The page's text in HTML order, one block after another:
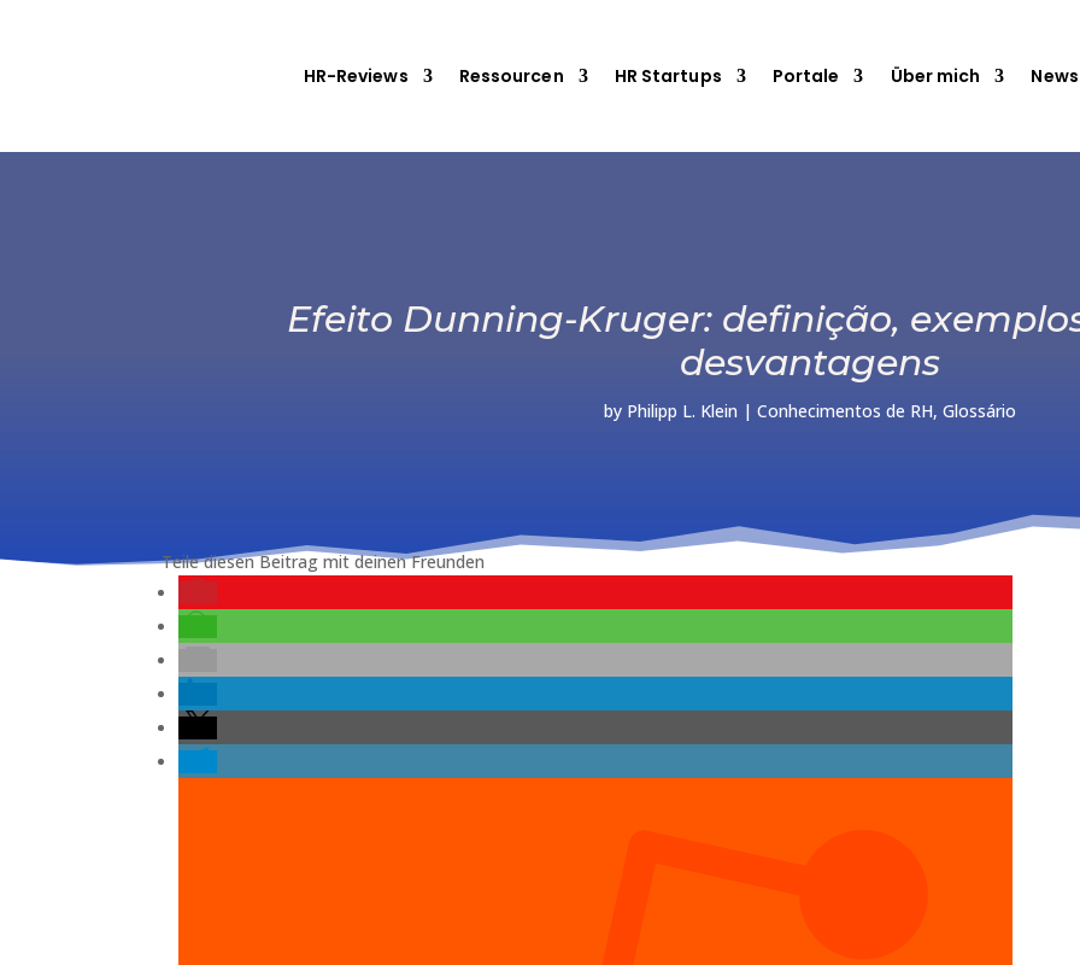
HR-Reviews Ressourcen HR Startups Portale Über mich
Efeito Dunning-Kruger: definição,
desvantagens
by Philipp L. Klein | Conhecimentos de RH, Glossário
Teile diesen Beitrag mit deinen Freunden